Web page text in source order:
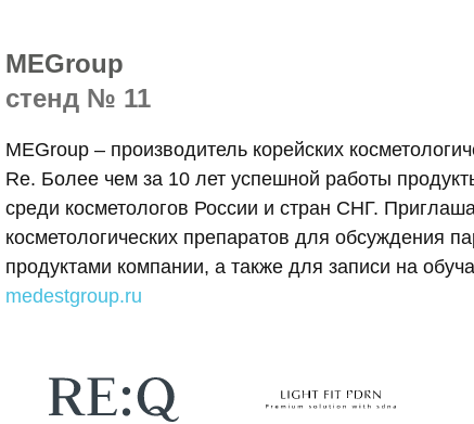
MEGroup
стенд № 11
MEGroup – производитель корейских
Re. Более чем за 10 лет успешной работы
среди косметологов России и стран СНГ.
косметологических препаратов для обсуждения
продуктами компании, а также для записи на
medestgroup.ru